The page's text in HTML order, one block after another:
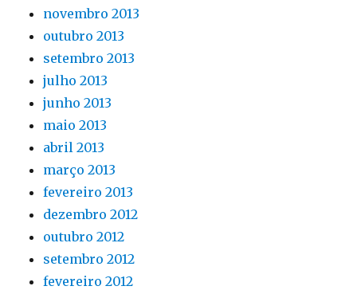
novembro 2013
outubro 2013
setembro 2013
julho 2013
junho 2013
maio 2013
abril 2013
março 2013
fevereiro 2013
dezembro 2012
outubro 2012
setembro 2012
fevereiro 2012